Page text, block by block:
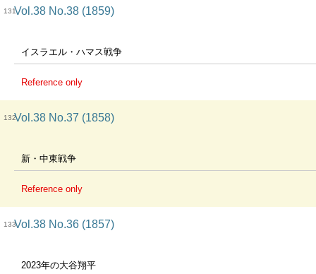
131Vol.38 No.38 (1859)
イスラエル・ハマス戦争
Reference only
132Vol.38 No.37 (1858)
新・中東戦争
Reference only
133Vol.38 No.36 (1857)
2023年の大谷翔平